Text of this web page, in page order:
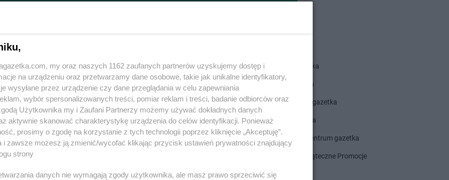
Biedronka gazetka
Lidl gazetka
Kaufland gazetka
PEPCO gazetka
Netto gazetka
Action gazetka
ALDI gazetka
ROSSMANN gazetka
Dealz gazetka
Delikatesy Centrum gazetka
Gazetka Świąteczne Promocje
my oraz naszych 1162 zaufanych partnerów uzyskujemy dostęp i
na urządzeniu oraz przetwarzamy dane osobowe, takie jak unikalne identyfikatory,
wysyłane przez urządzenie czy dane przeglądania w celu zapewniania
wybór spersonalizowanych treści, pomiar reklam i treści, badanie odbiorców oraz
Użytkownika my i Zaufani Partnerzy możemy używać dokładnych danych
aktywnie skanować charakterystykę urządzenia do celów identyfikacji. Ponieważ
prosimy o zgodę na korzystanie z tych technologii poprzez kliknięcie „Akceptuję”.
i zawsze możesz ją zmienić/wycofać klikając przycisk ustawień prywatności znajdujący
strony
danych nie wymagają zgody użytkownika, ale masz prawo sprzeciwić się